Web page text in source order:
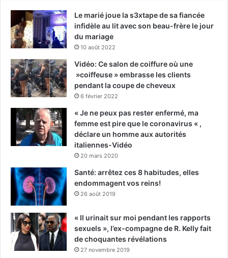
Le marié joue la s3xtape de sa fiancée
infidèle au lit avec son beau-frère le jour
du mariage
10 août 2022
Vidéo: Ce salon de coiffure où une
»coiffeuse » embrasse les clients
pendant la coupe de cheveux
6 février 2022
« Je ne peux pas rester enfermé, ma
femme est pire que le coronavirus « ,
déclare un homme aux autorités
italiennes-Vidéo
20 mars 2020
Santé: arrêtez ces 8 habitudes, elles
endommagent vos reins!
26 août 2019
« Il urinait sur moi pendant les rapports
sexuels », l’ex-compagne de R. Kelly fait
de choquantes révélations
27 novembre 2019